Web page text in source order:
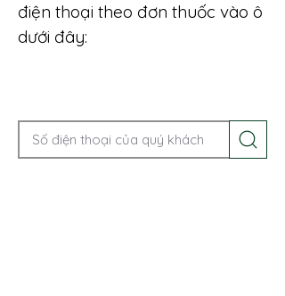
điện thoại theo đơn thuốc vào ô
dưới đây: